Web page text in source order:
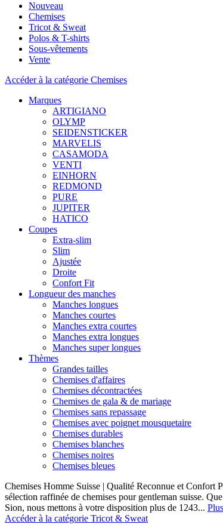
Nouveau
Chemises
Tricot & Sweat
Polos & T-shirts
Sous-vêtements
Vente
Accéder à la catégorie Chemises
Marques
ARTIGIANO
OLYMP
SEIDENSTICKER
MARVELIS
CASAMODA
VENTI
EINHORN
REDMOND
PURE
JUPITER
HATICO
Coupes
Extra-slim
Slim
Ajustée
Droite
Confort Fit
Longueur des manches
Manches longues
Manches courtes
Manches extra courtes
Manches extra longues
Manches super longues
Thèmes
Grandes tailles
Chemises d'affaires
Chemises décontractées
Chemises de gala & de mariage
Chemises sans repassage
Chemises avec poignet mousquetaire
Chemises durables
Chemises blanches
Chemises noires
Chemises bleues
Chemises Homme Suisse | Qualité Reconnue et Confort
sélection raffinée de chemises pour gentleman suisse.
Sion, nous mettons à votre disposition plus de 1243...
Accéder à la catégorie Tricot & Sweat